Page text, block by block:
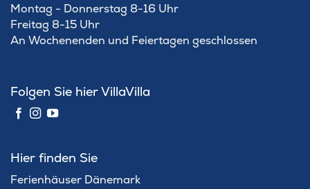
Montag - Donnerstag 8-16 Uhr
Freitag 8-15 Uhr
An Wochenenden und Feiertagen geschlossen
Folgen Sie hier VillaVilla
Hier finden Sie
Ferienhäuser Dänemark